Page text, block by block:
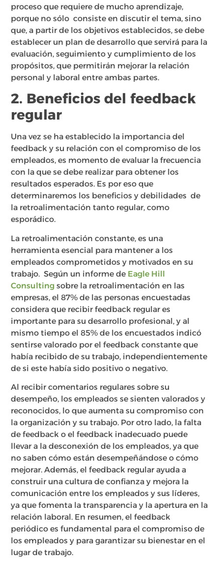
proceso que requiere de mucho aprendizaje,
porque no sólo consiste en discutir el tema, sino
que, a partir de los objetivos establecidos, se debe
establecer un plan de desarrollo que servirá para la
evaluación, seguimiento y cumplimiento de los
propósitos, que permitirán mejorar la relación
personal y laboral entre ambas partes.
2. Beneficios del feedback
regular
Una vez se ha establecido la importancia del
feedback y su relación con el compromiso de los
empleados, es momento de evaluar la frecuencia
con la que se debe realizar para obtener los
resultados esperados. Es por eso que
determinaremos los beneficios y debilidades de
la retroalimentación tanto regular, como
esporádico.
La retroalimentación constante, es una
herramienta esencial para mantener a los
empleados comprometidos y motivados en su
trabajo. Según un informe de Eagle Hill
Consulting sobre la retroalimentación en las
empresas, el 87% de las personas encuestadas
considera que recibir feedback regular es
importante para su desarrollo profesional, y al
mismo tiempo el 85% de los encuestados indicó
sentirse valorado por el feedback constante que
había recibido de su trabajo, independientemente
de si este había sido positivo o negativo.
Al recibir comentarios regulares sobre su
desempeño, los empleados se sienten valorados y
reconocidos, lo que aumenta su compromiso con
la organización y su trabajo. Por otro lado, la falta
de feedback o el feedback inadecuado puede
llevar a la desconexión de los empleados, ya que
no saben cómo están desempeñándose o cómo
mejorar. Además, el feedback regular ayuda a
construir una cultura de confianza y mejora la
comunicación entre los empleados y sus líderes,
ya que fomenta la transparencia y la apertura en la
relación laboral. En resumen, el feedback
periódico es fundamental para el compromiso de
los empleados y para garantizar su bienestar en el
lugar de trabajo.